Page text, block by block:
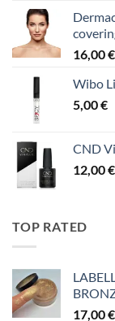
16,00€
Wibo
5,00€
CND
12,00€
TOP RATED
17,00€